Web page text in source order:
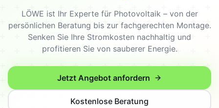
LÖWE ist Ihr Experte für Photovoltaik – von der
persönlichen Beratung bis zur fachgerechten Montage.
Senken Sie Ihre Stromkosten nachhaltig und
profitieren Sie von sauberer Energie.
Jetzt Angebot anfordern
Kostenlose Beratung